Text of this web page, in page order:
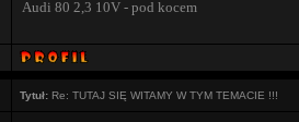
Audi 80 2,3 10V - pod kocem
Tytuł: Re: TUTAJ SIĘ WITAMY W TYM TEMACIE !!!